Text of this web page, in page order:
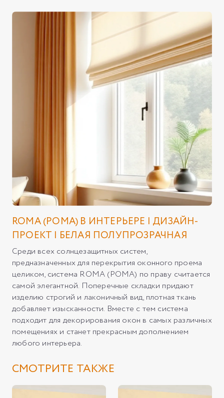
ROMA (РОМА) В ИНТЕРЬЕРЕ | ДИЗАЙН-
ПРОЕКТ | БЕЛАЯ ПОЛУПРОЗРАЧНАЯ
Среди всех солнцезащитных систем,
предназначенных для перекрытия оконного проема
целиком, система ROMA (РОМА) по праву считается
самой элегантной. Поперечные складки придают
изделию строгий и лаконичный вид, плотная ткань
добавляет изысканности. Вместе с тем система
подходит для декорирования окон в самых различных
помещениях и станет прекрасным дополнением
любого интерьера.
СМОТРИТЕ ТАКЖЕ